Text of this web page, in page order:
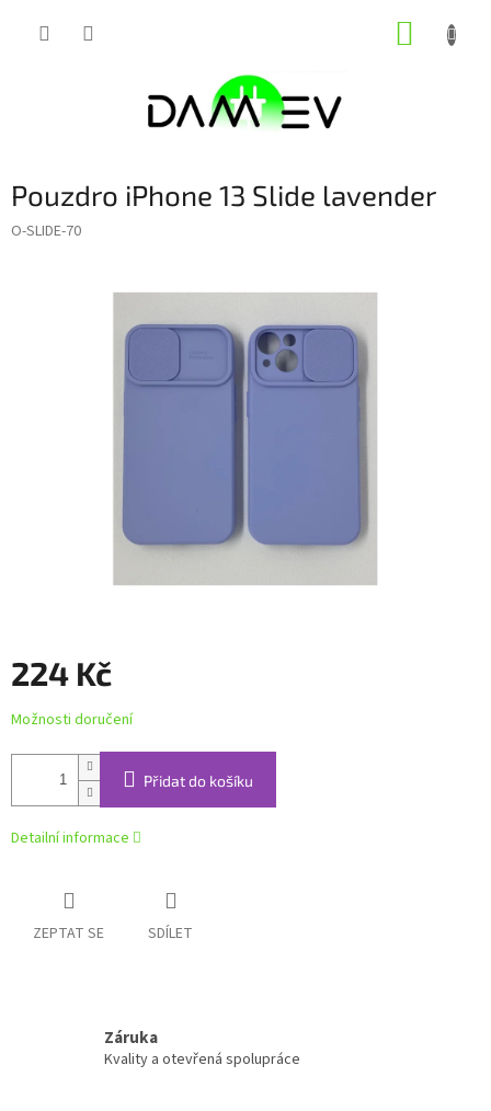
Pouzdro iPhone 13 Slide lavender
O-SLIDE-70
224 Kč
Měrná
cena:
Možnosti doručení
Přidat do košíku
Detailní informace
ZEPTAT SE SDÍLET
Záruka
Kvality a otevřená spolupráce